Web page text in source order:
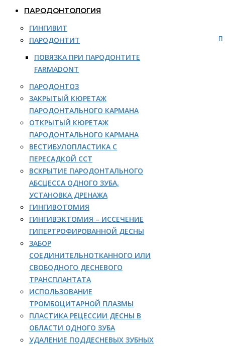
ПАРОДОНТОЛОГИЯ
ГИНГИВИТ
ПАРОДОНТИТ
ПОВЯЗКА ПРИ ПАРОДОНТИТЕ
FARMADONT
ПАРОДОНТОЗ
ЗАКРЫТЫЙ КЮРЕТАЖ
ПАРОДОНТАЛЬНОГО КАРМАНА
ОТКРЫТЫЙ КЮРЕТАЖ
ПАРОДОНТАЛЬНОГО КАРМАНА
ВЕСТИБУЛОПЛАСТИКА С
ПЕРЕСАДКОЙ ССТ
ВСКРЫТИЕ ПАРОДОНТАЛЬНОГО
АБСЦЕССА ОДНОГО ЗУБА,
УСТАНОВКА ДРЕНАЖА
ГИНГИВОТОМИЯ
ГИНГИВЭКТОМИЯ – ИССЕЧЕНИЕ
ГИПЕРТРОФИРОВАННОЙ ДЕСНЫ
ЗАБОР
СОЕДИНИТЕЛЬНОТКАННОГО ИЛИ
СВОБОДНОГО ДЕСНЕВОГО
ТРАНСПЛАНТАТА
ИСПОЛЬЗОВАНИЕ
ТРОМБОЦИТАРНОЙ ПЛАЗМЫ
ПЛАСТИКА РЕЦЕССИИ ДЕСНЫ В
ОБЛАСТИ ОДНОГО ЗУБА
УДАЛЕНИЕ ПОДДЕСНЕВЫХ ЗУБНЫХ